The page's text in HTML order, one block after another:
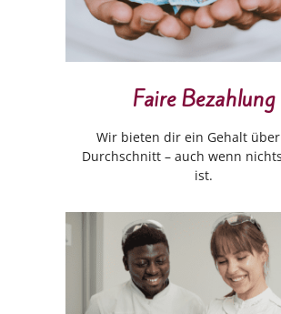
Faire Bezahlung
Wir bieten dir ein Gehalt
Durchschnitt – auch wenn
ist.